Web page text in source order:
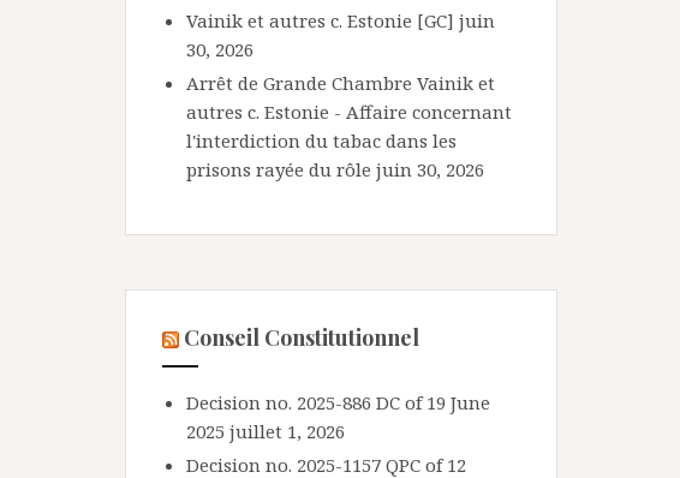
Vainik et autres c. Estonie [GC] juin
30, 2026
Arrêt de Grande Chambre Vainik et
autres c. Estonie - Affaire concernant
l'interdiction du tabac dans les
prisons rayée du rôle juin 30, 2026
Conseil Constitutionnel
Decision no. 2025-886 DC of 19 June
2025 juillet 1, 2026
Decision no. 2025-1157 QPC of 12